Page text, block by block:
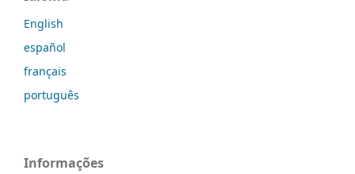
English
español
français
português
Informações